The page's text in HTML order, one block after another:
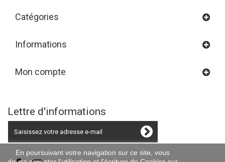
Catégories
Informations
Mon compte
Lettre d'informations
En poursuivant votre navigation sur ce site, vous